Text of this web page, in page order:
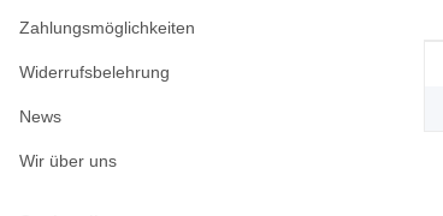
Zahlungsmöglichkeiten
Widerrufsbelehrung
News
Wir über uns